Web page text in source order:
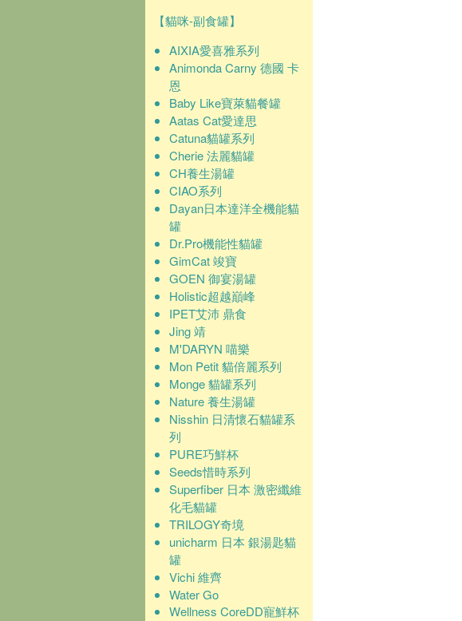
【貓咪-副食罐】
AIXIA愛喜雅系列
Animonda Carny 德國 卡
恩
Baby Like寶萊貓餐罐
Aatas Cat愛達思
Catuna貓罐系列
Cherie 法麗貓罐
CH養生湯罐
CIAO系列
Dayan日本達洋全機能貓
罐
Dr.Pro機能性貓罐
GimCat 竣寶
GOEN 御宴湯罐
Holistic超越巔峰
IPET艾沛 鼎食
Jing 靖
M'DARYN 喵樂
Mon Petit 貓倍麗系列
Monge 貓罐系列
Nature 養生湯罐
Nisshin 日清懷石貓罐系
列
PURE巧鮮杯
Seeds惜時系列
Superfiber 日本 激密纖維
化毛貓罐
TRILOGY奇境
unicharm 日本 銀湯匙貓
罐
Vichi 維齊
Water Go
Wellness CoreDD寵鮮杯